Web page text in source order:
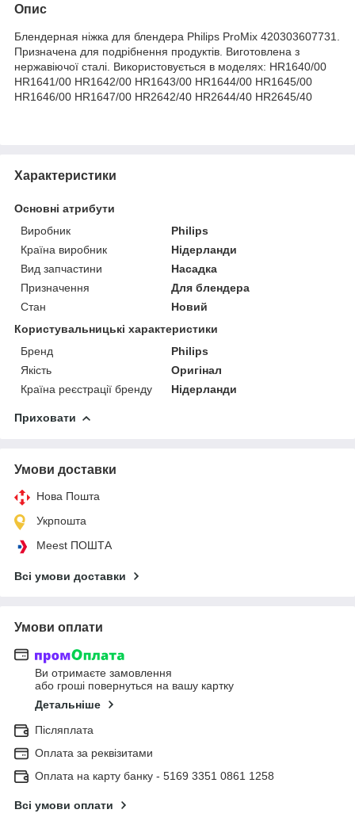
Опис
Блендерная ніжка для блендера Philips ProMix 420303607731.
Призначена для подрібнення продуктів. Виготовлена з
нержавіючої сталі. Використовується в моделях: HR1640/00
HR1641/00 HR1642/00 HR1643/00 HR1644/00 HR1645/00
HR1646/00 HR1647/00 HR2642/40 HR2644/40 HR2645/40
Характеристики
Основні атрибути
Виробник
Philips
Країна виробник
Нідерланди
Вид запчастини
Насадка
Призначення
Для блендера
Стан
Новий
Користувальницькі характеристики
Бренд
Philips
Якість
Оригінал
Країна реєстрації бренду
Нідерланди
Приховати
Умови доставки
Нова Пошта
Укрпошта
Meest ПОШТА
Всі умови доставки
Умови оплати
Ви отримаєте замовлення
або гроші повернуться на вашу картку
Детальніше
Післяплата
Оплата за реквізитами
Оплата на карту банку - 5169 3351 0861 1258
Всі умови оплати